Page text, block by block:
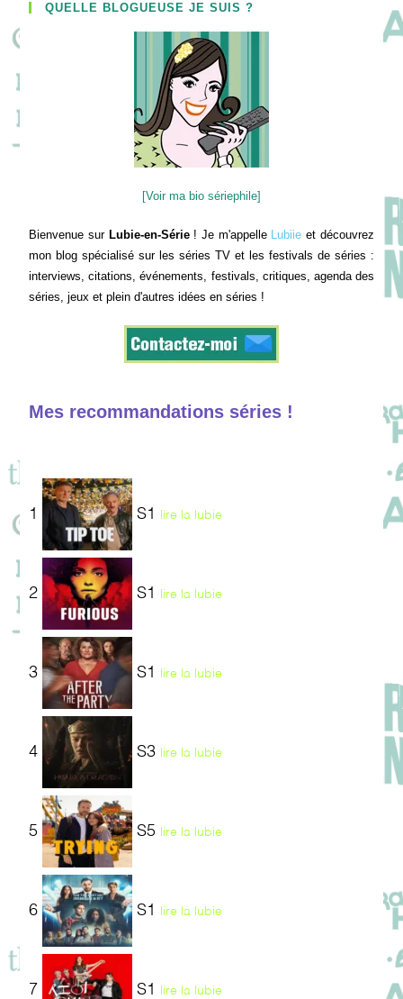
QUELLE BLOGUEUSE JE SUIS ?
[Voir ma bio sériephile]
Bienvenue sur Lubie-en-Série! Je m'appelle Lubiie et découvrez
mon blog spécialisé sur les séries TV et les festivals de séries :
interviews, citations, événements, festivals, critiques, agenda des
séries, jeux et plein d'autres idées en séries !
Mes recommandations séries !
1 S1 lire la lubie
2 S1 lire la lubie
3 S1 lire la lubie
4 S3 lire la lubie
5 S5 lire la lubie
6 S1 lire la lubie
7 S1 lire la lubie